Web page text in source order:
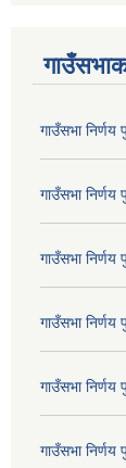
गाउँसभा
गाउँसभा
गाउँसभा
गाउँसभा
गाउँसभा
गाउँसभा